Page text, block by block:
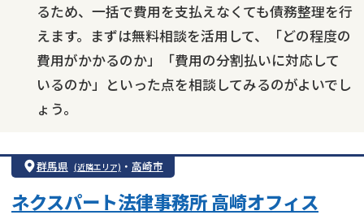
るため、一括で費用を支払えなくても債務整理を行
えます。まずは無料相談を活用して、「どの程度の
費用がかかるのか」「費用の分割払いに対応して
いるのか」といった点を相談してみるのがよいでし
ょう。
群馬県 (近隣エリア) ・ 高崎市
ネクスパート法律事務所 高崎オフィス